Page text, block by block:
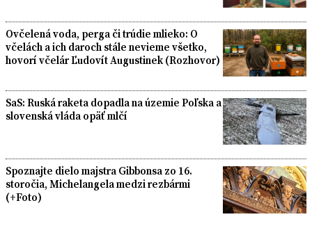
Ovčelená voda, perga či trúdie mlieko: O
včelách a ich daroch stále nevieme všetko,
hovorí včelár Ľudovít Augustinek (Rozhovor)
SaS: Ruská raketa dopadla na územie Poľska a
slovenská vláda opäť mlčí
Spoznajte dielo majstra Gibbonsa zo 16.
storočia, Michelangela medzi rezbármi
(+Foto)